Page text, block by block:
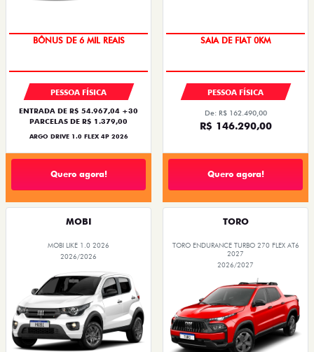
TAXA ZERO
PESSOA FÍSICA
ENTRADA DE R$ 54.967,04 +30
PARCELAS DE R$ 1.379,00
ARGO DRIVE 1.0 FLEX 4P 2026
Quero agora!
OPORTUNIDADE
PESSOA FÍSICA
De: R$ 162.490,00
R$ 146.290,00
Quero agora!
MOBI
MOBI LIKE 1.0 2026
2026/2026
TORO
TORO ENDURANCE TURBO 270 FLEX AT6
2027
2026/2027